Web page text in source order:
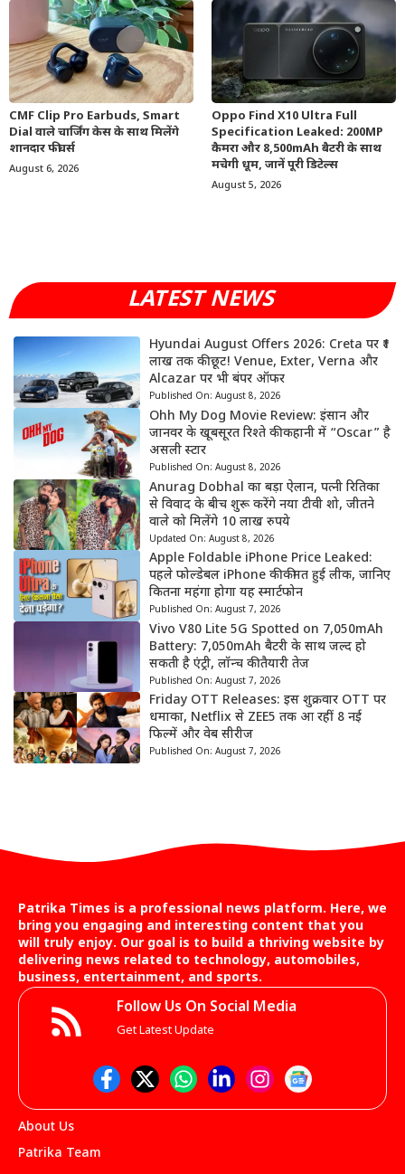
CMF Clip Pro Earbuds, Smart
Dial वाले चार्जिंग केस के साथ मिलेंगे
शानदार फीचर्स
August 6, 2026
Oppo Find X10 Ultra Full
Specification Leaked: 200MP
कैमरा और 8,500mAh बैटरी के साथ
मचेगी धूम, जानें पूरी डिटेल्स
August 5, 2026
LATEST NEWS
Hyundai August Offers 2026: Creta पर ₹1
लाख तक की छूट! Venue, Exter, Verna और
Alcazar पर भी बंपर ऑफर
Published On: August 8, 2026
Ohh My Dog Movie Review: इंसान और
जानवर के खूबसूरत रिश्ते की कहानी में “Oscar” है
असली स्टार
Published On: August 8, 2026
Anurag Dobhal का बड़ा ऐलान, पत्नी रितिका
से विवाद के बीच शुरू करेंगे नया टीवी शो, जीतने
वाले को मिलेंगे 10 लाख रुपये
Updated On: August 8, 2026
Apple Foldable iPhone Price Leaked:
पहले फोल्डेबल iPhone की कीमत हुई लीक, जानिए
कितना महंगा होगा यह स्मार्टफोन
Published On: August 7, 2026
Vivo V80 Lite 5G Spotted on 7,050mAh
Battery: 7,050mAh बैटरी के साथ जल्द हो
सकती है एंट्री, लॉन्च की तैयारी तेज
Published On: August 7, 2026
Friday OTT Releases: इस शुक्रवार OTT पर
धमाका, Netflix से ZEE5 तक आ रहीं 8 नई
फिल्में और वेब सीरीज
Published On: August 7, 2026
Patrika Times is a professional news platform. Here, we
bring you engaging and interesting content that you
will truly enjoy. Our goal is to build a thriving website by
delivering news related to technology, automobiles,
business, entertainment, and sports.
Follow Us On Social Media
Get Latest Update
About Us
Patrika Team